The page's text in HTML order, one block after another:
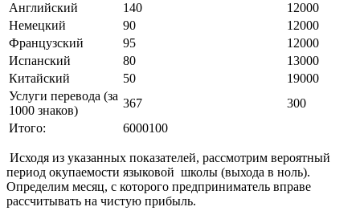
Английский
140
12000
Немецкий
90
12000
Французский
95
12000
Испанский
80
13000
Китайский
50
19000
Услуги перевода (за
1000 знаков)
367
300
Итого:
6000100
Исходя из указанных показателей, рассмотрим вероятный
период окупаемости языковой школы (выхода в ноль).
Определим месяц, с которого предприниматель вправе
рассчитывать на чистую прибыль.